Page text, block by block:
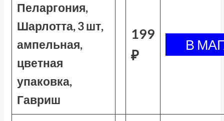
Пеларгония,
Шарлотта, 3 шт,
ампельная,
цветная
упаковка,
Гавриш
199
₽